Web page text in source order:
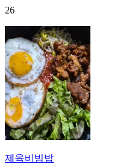
26
제육비빔밥